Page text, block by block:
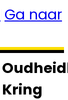
Ga naar
Kring